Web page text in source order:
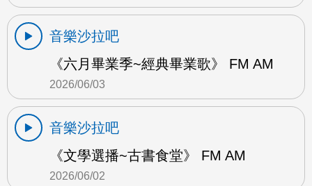
音樂沙拉吧
《六月畢業季~經典畢業歌》 FM AM
2026/06/03
音樂沙拉吧
《文學選播~古書食堂》 FM AM
2026/06/02